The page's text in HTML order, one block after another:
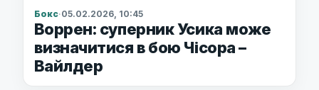
Бокс·05.02.2026, 10:45
Воррен: суперник Усика може
визначитися в бою Чісора –
Вайлдер